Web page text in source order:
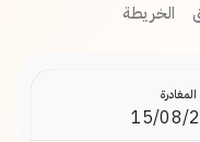
الخريطة